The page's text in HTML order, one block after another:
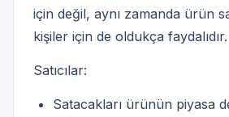
için değil, aynı zamanda ürün
kişiler için de oldukça faydalıdır.
Satıcılar:
Satacakları ürünün piyasa